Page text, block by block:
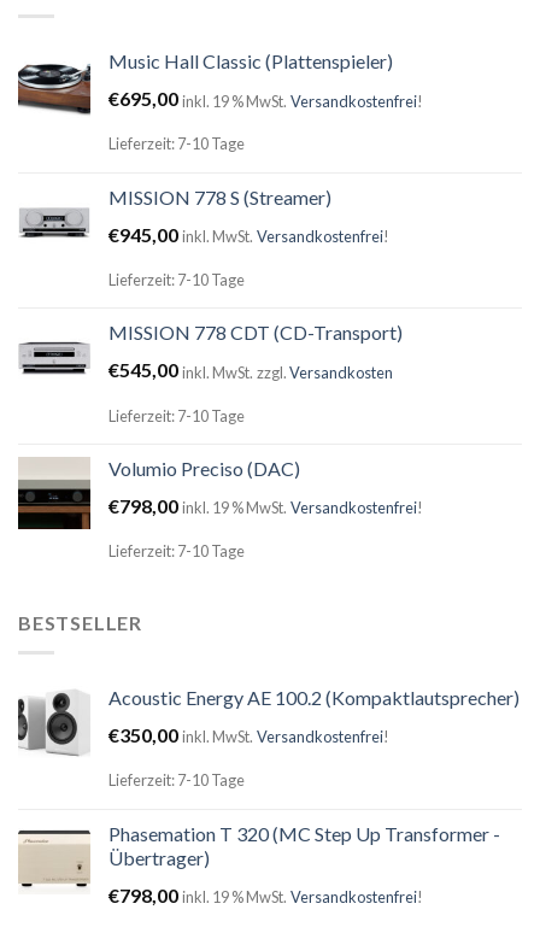
Music Hall Classic (Plattenspieler)
€695,00inkl. 19 % MwSt. Versandkostenfrei!
Lieferzeit: 7-10 Tage
MISSION 778 S (Streamer)
€945,00inkl. MwSt. Versandkostenfrei!
Lieferzeit: 7-10 Tage
MISSION 778 CDT (CD-Transport)
€545,00inkl. MwSt. zzgl.Versandkosten
Lieferzeit: 7-10 Tage
Volumio Preciso (DAC)
€798,00inkl. 19 % MwSt. Versandkostenfrei!
Lieferzeit: 7-10 Tage
BESTSELLER
Acoustic Energy AE 100.2 (Kompaktlautsprecher)
€350,00inkl. MwSt. Versandkostenfrei!
Lieferzeit: 7-10 Tage
Phasemation T 320 (MC Step Up Transformer -
Übertrager)
€798,00inkl. 19 % MwSt. Versandkostenfrei!